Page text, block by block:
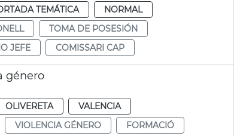
TEMÁTICA
NORMAL
TOMA DE POSESIÓN
JEFE COMISSARI CAP
género
OLIVERETA
VALENCIA
VIOLENCIA GÉNERO
FORMACIÓ